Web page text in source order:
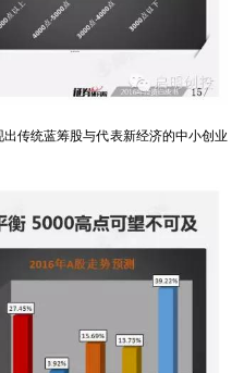
传统蓝筹股与代表新经济的中小创业